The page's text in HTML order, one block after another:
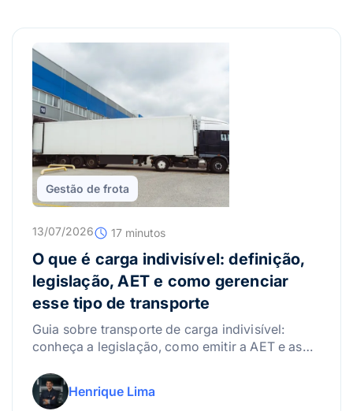
Gestão de frota
13/07/2026 17 minutos
O que é carga indivisível: definição,
legislação, AET e como gerenciar
esse tipo de transporte
Guia sobre transporte de carga indivisível:
conheça a legislação, como emitir a AET e as
Henrique Lima